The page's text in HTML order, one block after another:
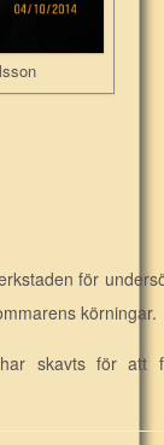
för
körningar.
skavts för att